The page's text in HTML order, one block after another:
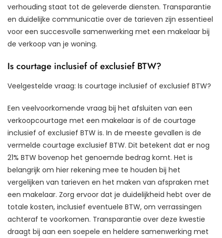
verhouding staat tot de geleverde diensten. Transparantie
en duidelijke communicatie over de tarieven zijn essentieel
voor een succesvolle samenwerking met een makelaar bij
de verkoop van je woning.
Is courtage inclusief of exclusief BTW?
Veelgestelde vraag: Is courtage inclusief of exclusief BTW?
Een veelvoorkomende vraag bij het afsluiten van een
verkoopcourtage met een makelaar is of de courtage
inclusief of exclusief BTW is. In de meeste gevallen is de
vermelde courtage exclusief BTW. Dit betekent dat er nog
21% BTW bovenop het genoemde bedrag komt. Het is
belangrijk om hier rekening mee te houden bij het
vergelijken van tarieven en het maken van afspraken met
een makelaar. Zorg ervoor dat je duidelijkheid hebt over de
totale kosten, inclusief eventuele BTW, om verrassingen
achteraf te voorkomen. Transparantie over deze kwestie
draagt bij aan een soepele en heldere samenwerking met